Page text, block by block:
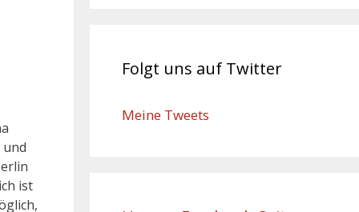
ist
Folgt uns auf Twitter
Meine Tweets